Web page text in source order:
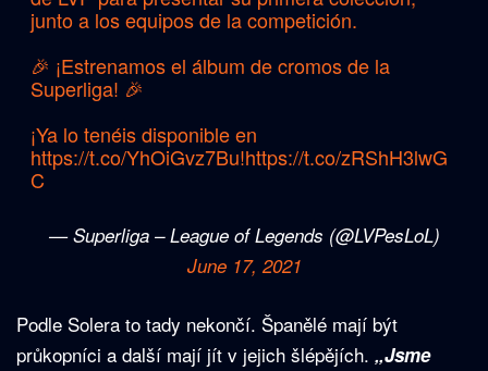
junto a los equipos de la competición.
🎉 ¡Estrenamos el álbum de cromos de la
Superliga! 🎉
¡Ya lo tenéis disponible en
https://t.co/YhOiGvz7Bu!https://t.co/zRShH3lwG
C
— Superliga – League of Legends (@LVPesLoL)
June 17, 2021
Podle Solera to tady nekončí. Španělé mají být
průkopníci a další mají jít v jejich šlépějích. „Jsme